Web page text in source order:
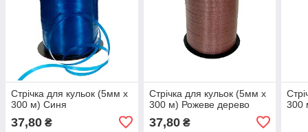
Стрічка для кульок (5мм х
300 м) Синя
37,80 ₴
Стрічка для кульок (5мм х
300 м) Рожеве дерево
37,80₴
300